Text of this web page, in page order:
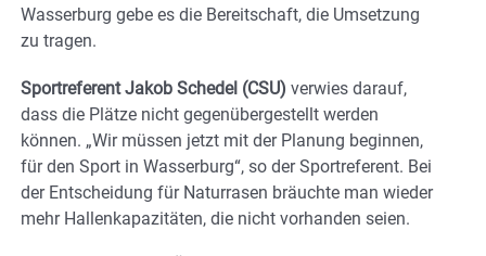
Wasserburg gebe es die Bereitschaft, die Umsetzung
zu tragen.
Sportreferent Jakob Schedel (CSU) verwies darauf,
dass die Plätze nicht gegenübergestellt werden
können. „Wir müssen jetzt mit der Planung beginnen,
für den Sport in Wasserburg“, so der Sportreferent. Bei
der Entscheidung für Naturrasen bräuchte man wieder
mehr Hallenkapazitäten, die nicht vorhanden seien.